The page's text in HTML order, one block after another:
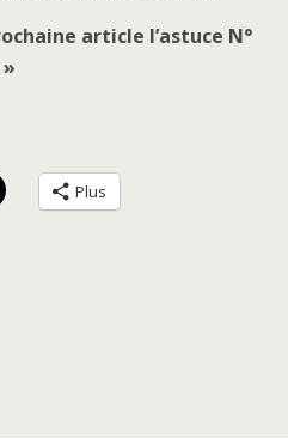
article l’astuce N°
Plus